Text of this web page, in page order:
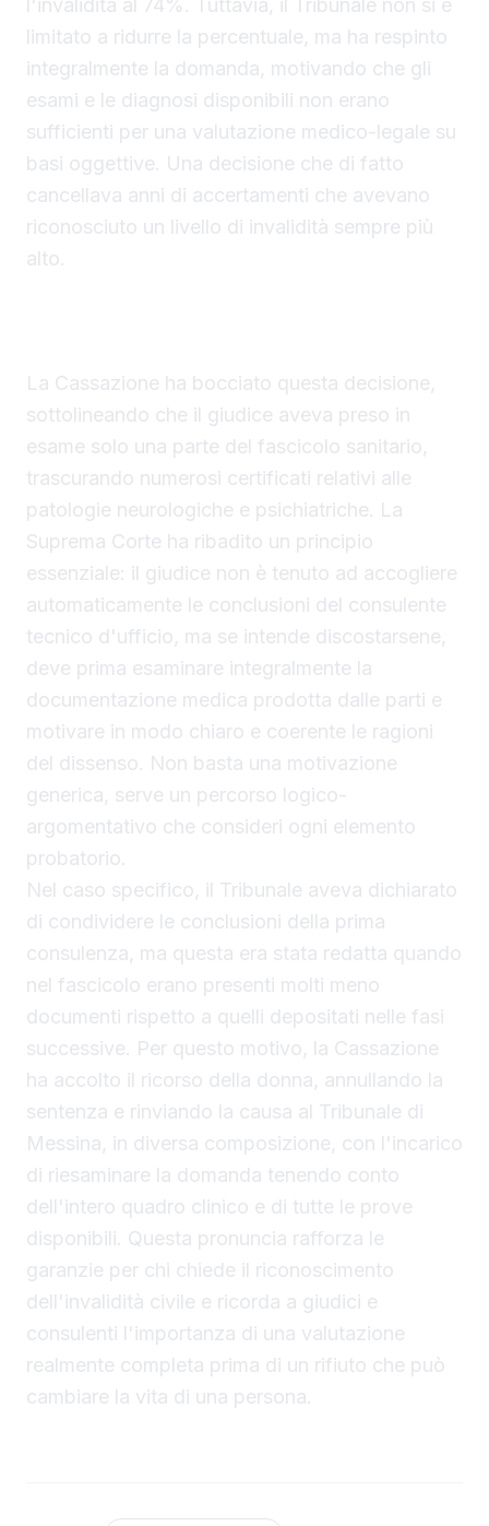
l'invalidità al 74%. Tuttavia, il Tribunale non si è
limitato a ridurre la percentuale, ma ha respinto
integralmente la domanda, motivando che gli
esami e le diagnosi disponibili non erano
sufficienti per una valutazione medico-legale su
basi oggettive. Una decisione che di fatto
cancellava anni di accertamenti che avevano
riconosciuto un livello di invalidità sempre più
alto.
La Cassazione ha bocciato questa decisione,
sottolineando che il giudice aveva preso in
esame solo una parte del fascicolo sanitario,
trascurando numerosi certificati relativi alle
patologie neurologiche e psichiatriche. La
Suprema Corte ha ribadito un principio
essenziale: il giudice non è tenuto ad accogliere
automaticamente le conclusioni del consulente
tecnico d'ufficio, ma se intende discostarsene,
deve prima esaminare integralmente la
documentazione medica prodotta dalle parti e
motivare in modo chiaro e coerente le ragioni
del dissenso. Non basta una motivazione
generica, serve un percorso logico-
argomentativo che consideri ogni elemento
probatorio.
Nel caso specifico, il Tribunale aveva dichiarato
di condividere le conclusioni della prima
consulenza, ma questa era stata redatta quando
nel fascicolo erano presenti molti meno
documenti rispetto a quelli depositati nelle fasi
successive. Per questo motivo, la Cassazione
ha accolto il ricorso della donna, annullando la
sentenza e rinviando la causa al Tribunale di
Messina, in diversa composizione, con l'incarico
di riesaminare la domanda tenendo conto
dell'intero quadro clinico e di tutte le prove
disponibili. Questa pronuncia rafforza le
garanzie per chi chiede il riconoscimento
dell'invalidità civile e ricorda a giudici e
consulenti l'importanza di una valutazione
realmente completa prima di un rifiuto che può
cambiare la vita di una persona.